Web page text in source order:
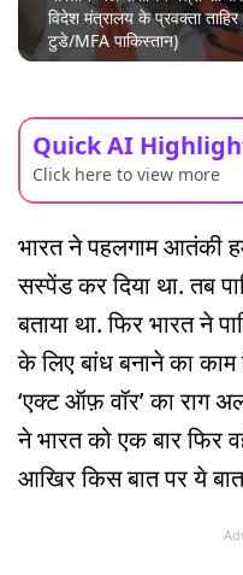
विदेश मंत्रालय के प्रवक्ता
टुडे/MFA पाकिस्तान)
Quick AI
Click here to view more
भारत ने पहलगाम आतंकी
सस्पेंड कर दिया था. तब
बताया था. फिर भारत ने
के लिए बांध बनाने का
‘एक्ट ऑफ़ वॉर’ का राग
ने भारत को एक बार फिर
आखिर किस बात पर ये